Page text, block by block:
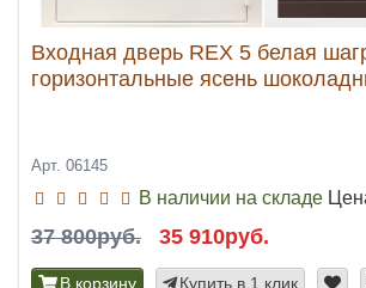
Входная дверь REX 5 белая
горизонтальные ясень
Арт. 06145
В наличии на складе
37 800руб. 35 910руб.
В корзину Купить в 1 клик